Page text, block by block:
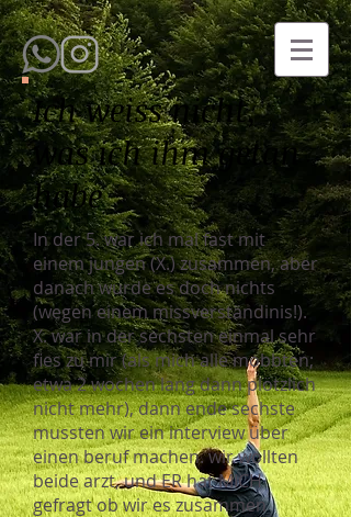
Ich weiss nicht,
was ich ihm getan
habe
In der 5. war ich mal fast mit
einem jungen (X.) zusammen, aber
danach wurde es doch nichts
(wegen einem missverständinis!).
X. war in der sechsten einmal sehr
fies zu mir (als mich alle mobbten;
etwa 2 wochen lang dann plötzlich
nicht mehr), dann ende sechste
mussten wir ein interview über
einen beruf machen. wir wollten
beide arzt, und ER hat MICH
gefragt ob wir es zusammen